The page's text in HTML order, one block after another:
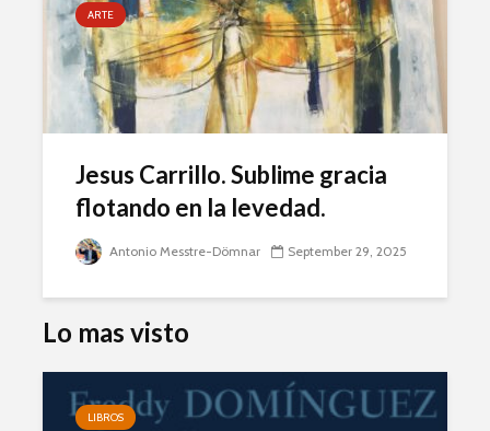
ARTE
Jesus Carrillo. Sublime gracia
flotando en la levedad.
Antonio Messtre-Dömnar September 29, 2025
Lo mas visto
LIBROS